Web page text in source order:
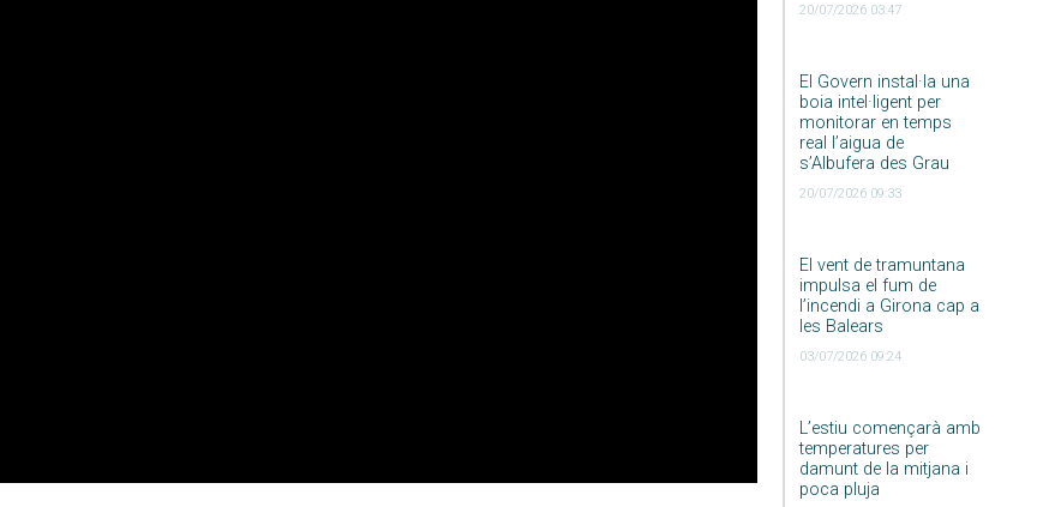
20/07/2026 03:47
El Govern instal·la una
boia intel·ligent per
monitorar en temps
real l’aigua de
s’Albufera des Grau
20/07/2026 09:33
El vent de tramuntana
impulsa el fum de
l’incendi a Girona cap a
les Balears
03/07/2026 09:24
L’estiu començarà amb
temperatures per
damunt de la mitjana i
poca pluja